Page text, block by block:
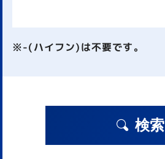
※-(ハイフン)は不要です。
検索